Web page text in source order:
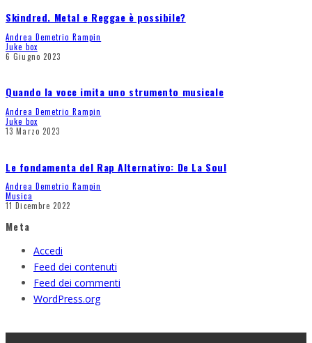
Skindred. Metal e Reggae è possibile?
Andrea Demetrio Rampin
Juke box
6 Giugno 2023
Quando la voce imita uno strumento musicale
Andrea Demetrio Rampin
Juke box
13 Marzo 2023
Le fondamenta del Rap Alternativo: De La Soul
Andrea Demetrio Rampin
Musica
11 Dicembre 2022
Meta
Accedi
Feed dei contenuti
Feed dei commenti
WordPress.org